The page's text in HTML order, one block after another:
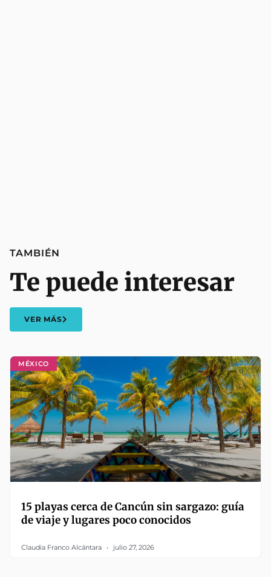
MÉXICO
15 playas cerca de Cancún sin sargazo: guía
de viaje y lugares poco conocidos
Claudia Franco Alcántara julio 27, 2026
TAMBIÉN
Te puede interesar
VER MÁS